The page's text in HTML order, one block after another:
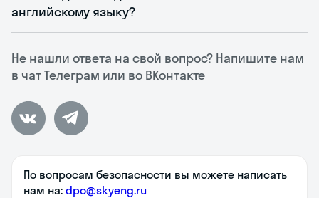
Не нашли ответа на свой вопрос? Напишите нам
в чат Телеграм или во ВКонтакте
английскому языку?
По вопросам безопасности вы можете написать
нам на: dpo@skyeng.ru